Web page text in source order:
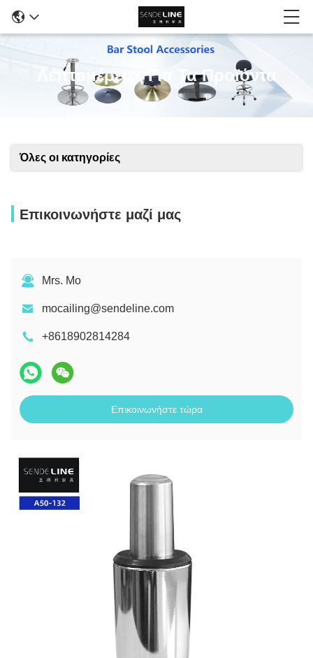
Λεπτομέρειες Για Τα Προϊόντα
Όλες οι κατηγορίες
Επικοινωνήστε μαζί μας
Mrs. Mo
mocailing@sendeline.com
+8618902814284
Επικοινωνήστε τώρα